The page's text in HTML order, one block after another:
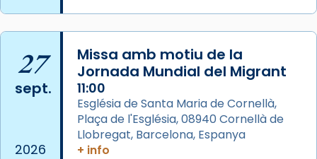
que les santes són filles de l’antiga Iluro.
Mataró en reivindicarà les relíq
...Ver más
View on Facebook · Share
27
sept.
2026
Missa amb motiu de la
Jornada Mundial del Migrant
11:00
Església de Santa Maria de Cornellà,
Plaça de l'Església, 08940 Cornellà de
Llobregat, Barcelona, Espanya
+ info